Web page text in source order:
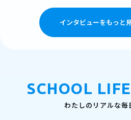
インタビューをもっと
SCHOOL
わたしのリアルな毎